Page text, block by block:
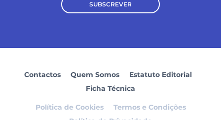
SUBSCREVER
Contactos Quem Somos
Estatuto Editorial
Ficha Técnica
Política de Cookies
Termos e Condições